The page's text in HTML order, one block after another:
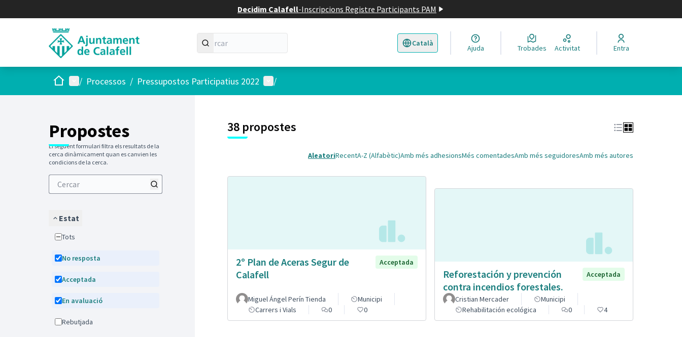
Decidim Calafell-Inscripcions Registre Participants PAM
Català
Triar la llengua Elegir el idioma
Ajuda Trobades Activitat Entra
Inici Menú principal
/ Processos / Pressupostos Participatius 2022 Menú d'usuari
/
Propostes
El següent formulari filtra els resultats de la
cerca dinàmicament quan es canvien les
condicions de la cerca.
Estat
Tots
No resposta
Acceptada
En avaluació
Rebutjada
38 propostes
AleatoriRecentA-Z (Alfabètic)Amb més adhesionsMés comentadesAmb més seguidoresAmb més autores
2º Plan de Aceras Segur de
Calafell
Acceptada
Miguel Ángel Perín Tienda
Municipi
Carrers i Vials
0 0
Reforestación y prevención
contra incendios forestales.
Acceptada
Cristian Mercader
Municipi
Rehabilitación ecológica
0 4